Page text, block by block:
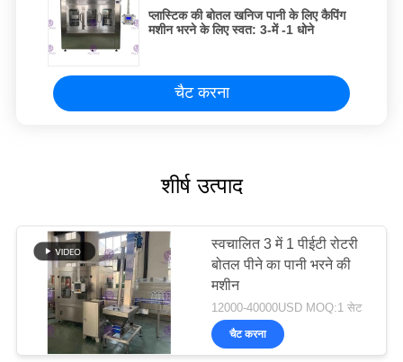
प्लास्टिक की बोतल खनिज पानी के लिए कैपिंग
मशीन भरने के लिए स्वत: 3-में -1 धोने
चैट करना
शीर्ष उत्पाद
स्वचालित 3 में 1 पीईटी रोटरी
बोतल पीने का पानी भरने की
मशीन
12000-40000USD MOQ:1 सेट
चैट करना